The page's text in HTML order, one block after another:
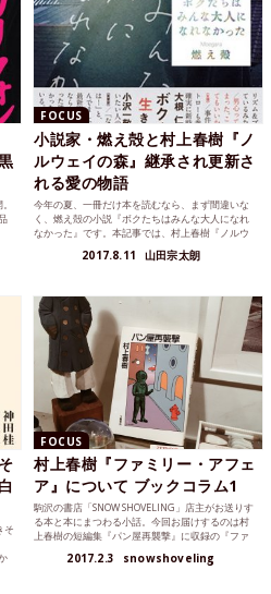
FOCUS
小説家・燃え殻と村上春樹『ノ
ルウェイの森』継承され更新さ
れる愛の物語
今年の夏、一冊だけ本を読むなら、まず間違いな
く、燃え殻の小説『ボクたちはみんな大人になれ
なかった』です。本記事では、村上春樹『ノルウ
ェイの森』を参考に読み解きます。
2017.8.11 山田宗太朗
そ
FOCUS
村上春樹『ファミリー・アフェ
ア』について ブックコラム1
駒沢の書店「SNOW SHOVELING」店主がお送りす
る本と本にまつわる小話。今回お届けするのは村
上春樹の短編集『パン屋再襲撃』に収録の『ファ
2017.2.3 snowshoveling